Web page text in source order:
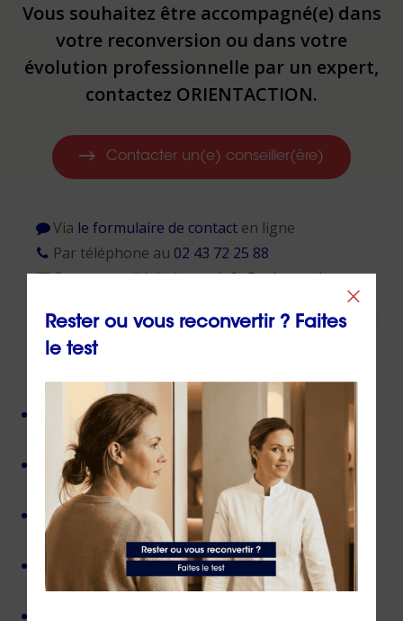
Vous souhaitez être accompagné(e) dans
votre reconversion ou dans votre
évolution professionnelle par un expert,
contactez ORIENTACTION.
Contacter un(e) conseiller(ère)
Via le formulaire de contacten ligne
Par téléphone au 02 43 72 25 88
Ou par email à l’adresseinfo@orientaction.com
Plus de 800 consultant(e)s expérimenté(e)s
présent(e)s partout en France,
Près de 50 000 personnes accompagnées
depuis
sa création,
Des valeurs humanistes debienveillanceet de
non-jugement,
Une méthode créée parun docteur en
psychologie,
Rester ou vous reconvertir ? Faites
le test